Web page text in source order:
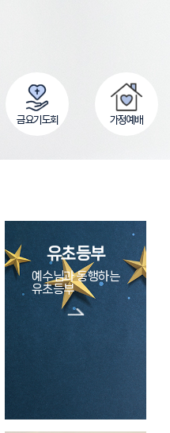
금요기도회 가정예배
유초등부
예수님과 동행하는
유초등부